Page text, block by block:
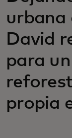
urbana
David
para
propia